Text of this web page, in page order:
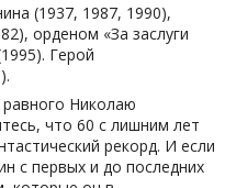
(1937, 1987, 1990),
орденом «За заслуги
Герой
то со временем сможешь с максимальной отдачей трудиться в «Спартаке». Позднее Романцев, став уже известным тренером, в разговоре о Старостине, отметил, что поражен его видением человека, спортсмена. Ведь, действительно, все вышло по прогнозу Николая Петровича. И вот, в 1989 году, ни кто-нибудь, а Старостин называет кандидатом на пост главного тренера «Спартака» Олега Романцева. Можно только представить, насколько ходов, как гроссмейстер футбола, он видел, что должно произойти в будущем. И неоспорим факт, что великолепные выступления спартаковцев в прошлом веке неразрывно связаны с деятельностью Николая Петровича Старостина, принявшего также и огромное участие в воссоздании спортобщества «Спартак», упраздненного в 1987 году. Даже в период, когда братья Старостины были арестованы неизвестно за что… Сначала их обвиняли в терроризме, потом придумали кражу вагона с мануфактурой. Кому-то очень хотелось избавиться от Старостиных. Не велик секрет, что была дана команда «сверху». И следователи, не сумевшие найти улик, обвинили Старостиных в пропаганде буржуазного спорта. Людей, которые были преданы спорту советскому, за что еще до войны получили высокие государственные награды, звания. И Николая Старостина, ответственного секретаря (1935-1936 годы.), затем и председателя правления МГС "Спартак" (1937-1942 годы) отправили по маршруту Север, Урал, Сибирь, Дальний Восток. Но и ссылка не изменила Николая Старостина. Он работал в Комсомольске старшим тренером местного «Динамо» (1945-1946 годы), затем в алма-атинском «Динамо» (1952-1953 годы). А немного позже, когда с братьев сняли все обвинения, он вернулся в «Спартак». Николай Петрович был человеком, который нёс людям добро. Вряд ли найдутся люди, которые могут его в чем-то осуждать. Он занимал всякие посты, но никогда не кичился этим. Он не ставил себя выше других, что свойственно людям воспитанным. Старостин — пример ярчайший преданности «Спартаку». Он жил для него, помогал молодым, отстаивал интересы клуба, защищал в конфликтных ситуациях его честь. Безусловно, это, пожалуй, врожденные качества, присущие всем Старостиным. Николай Петрович был заботливой главой большой семьи. Нежно относился к супруге Антонине, с которой прожил полвека, дочерям — Елене и Евгении, к сестрам – Вере и Клавдии, к братьям — Александру, Андрею и Петру. Об этом можно судить на одном примере. На первый взгляд, не заметном, но потрясающем по глубине чувств Николая Петровича к близким. Однажды в Лужниках на матче «Спартака» с киевлянами пошел дождь. Николай Петрович, мгновенно оторвался от игры, глянул со скамейки запасных на трибуну, где гордо, без зонта, восседал Андрей. И через считанные секунды поднялся к брату и заботливо укрыл его плащом. Дочь, Елена, рассказывала: «Папа был добрым человеком, он любила дарить внучатам подарки... А когда моя дочка, Екатерина, вышла замуж за Сергея Королёва, внука легендарного космического конструктора, папа шутил: «Первый гол в космосе забьёт кто-то из моих правнуков!». Есть такая старая забавная история: Выступала как-то спартаковская команда за рубежом. Местный журналист решил записать её состав. Поинтересовался: «Кто играет правым защитником?». Ему говорят: «Старостин». «Центральным полузащитником?». «Старостин». «А рядом с ним кто?». «Старостин». «Правый край?». «Старостин». «Понял, — сказал он, — «Старостин – это по-русски значит – футболист». Четверо братьев Старостиных Николай, Александр, Андрей и Пётр – это целая эпоха в наше